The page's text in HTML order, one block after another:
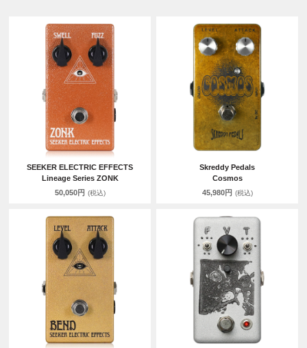
SEEKER ELECTRIC EFFECTS
Lineage Series ZONK
50,050円 (税込)
Skreddy Pedals
Cosmos
45,980円 (税込)